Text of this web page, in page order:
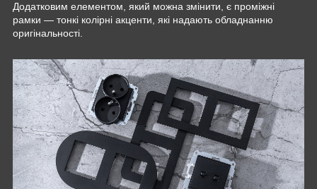
Додатковим елементом, який можна змінити, є проміжні
рамки — тонкі колірні акценти, які надають обладнанню
оригінальності.